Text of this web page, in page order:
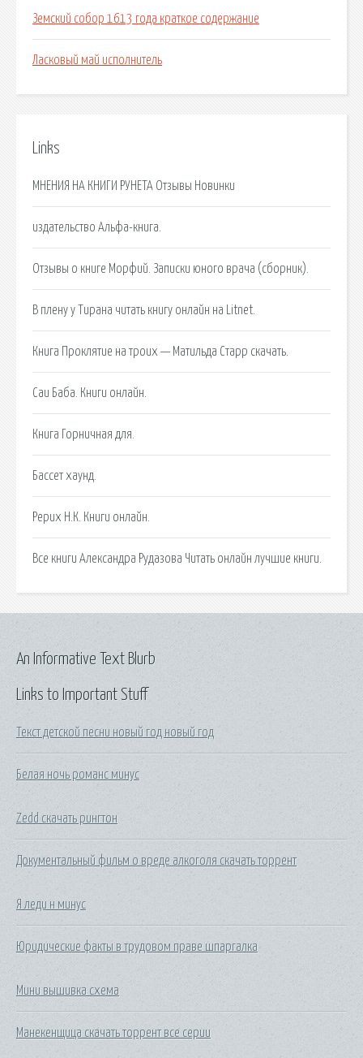
Земский собор 1613 года краткое содержание
Ласковый май исполнитель
Links
МНЕНИЯ НА КНИГИ РУНЕТА Отзывы Новинки
издательство Альфа-книга.
Отзывы о книге Морфий. Записки юного врача (сборник).
В плену у Тирана читать книгу онлайн на Litnet.
Книга Проклятие на троих — Матильда Старр скачать.
Саи Баба. Книги онлайн.
Книга Горничная для.
Бассет хаунд.
Рерих Н.К. Книги онлайн.
Все книги Александра Рудазова Читать онлайн лучшие книги.
Links to Important Stuff
Текст детской песни новый год новый год
Белая ночь романс минус
Zedd скачать рингтон
Документальный фильм о вреде алкоголя скачать торрент
Я леди н минус
Юридические факты в трудовом праве шпаргалка
Мини вышивка схема
Манекенщица скачать торрент все серии
An Informative Text Blurb